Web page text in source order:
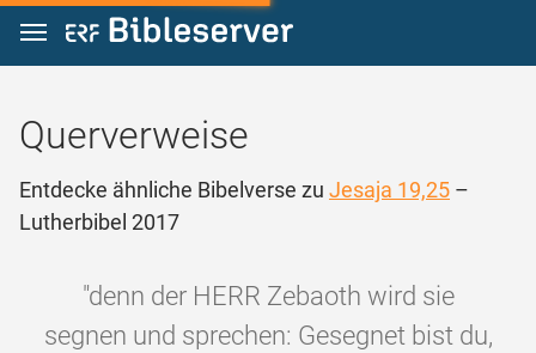
Zum Inhalt springen
Querverweise
Entdecke ähnliche Bibelverse zu Jesaja 19,25 –
Lutherbibel 2017
"denn der HERR Zebaoth wird sie
segnen und sprechen: Gesegnet bist du,